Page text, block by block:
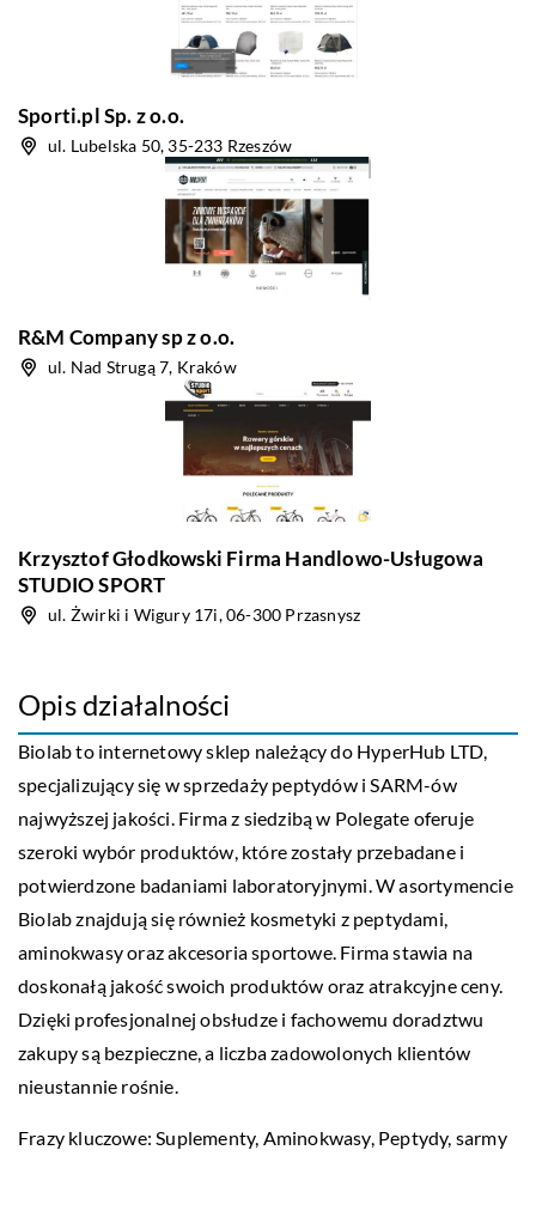
Sporti.pl Sp. z o.o.
ul. Lubelska 50, 35-233 Rzeszów
R&M Company sp z o.o.
ul. Nad Strugą 7, Kraków
Krzysztof Głodkowski Firma Handlowo-Usługowa
STUDIO SPORT
ul. Żwirki i Wigury 17i, 06-300 Przasnysz
Opis działalności
Biolab to internetowy sklep należący do HyperHub LTD,
specjalizujący się w sprzedaży peptydów i SARM-ów
najwyższej jakości. Firma z siedzibą w Polegate oferuje
szeroki wybór produktów, które zostały przebadane i
potwierdzone badaniami laboratoryjnymi. W asortymencie
Biolab znajdują się również kosmetyki z peptydami,
aminokwasy oraz akcesoria sportowe. Firma stawia na
doskonałą jakość swoich produktów oraz atrakcyjne ceny.
Dzięki profesjonalnej obsłudze i fachowemu doradztwu
zakupy są bezpieczne, a liczba zadowolonych klientów
nieustannie rośnie.
Frazy kluczowe: Suplementy, Aminokwasy, Peptydy, sarmy